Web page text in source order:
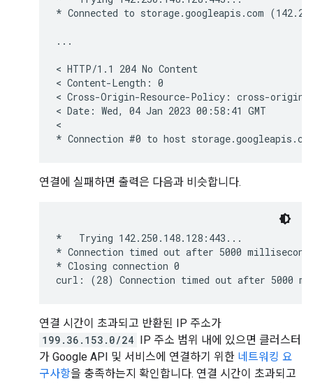
* Connected to storage.googleapis.com
...
< HTTP/1.1 204 No Content
< Content-Length: 0
< Cross-Origin-Resource-Policy: cross-origin
< Date: Wed, 04 Jan 2023 00:58:41 GMT
<
연결에 실패하면 출력은 다음과 비슷합니다.
*   Trying 142.250.148.128:443...
* Connection timed out after 5000
* Closing connection 0
연결 시간이 초과되고 반환된 IP 주소가
199.36.153.0/24 IP 주소 범위 내에 있으면 클러스터
가 Google API 및 서비스에 연결하기 위한 네트워킹 요
구사항을 충족하는지 확인합니다. 연결 시간이 초과되고